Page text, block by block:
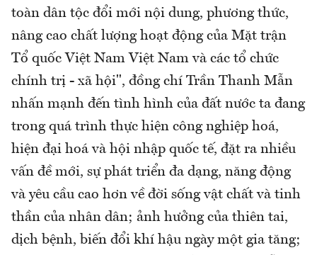
toàn dân tộc đổi mới nội dung, phương thức,
nâng cao chất lượng hoạt động của Mặt trận
Tổ quốc Việt Nam Việt Nam và các tổ chức
chính trị - xã hội", đồng chí Trần Thanh Mẫn
nhấn mạnh đến tình hình của đất nước ta đang
trong quá trình thực hiện công nghiệp hoá,
hiện đại hoá và hội nhập quốc tế, đặt ra nhiều
vấn đề mới, sự phát triển đa dạng, năng động
và yêu cầu cao hơn về đời sống vật chất và tinh
thần của nhân dân; ảnh hưởng của thiên tai,
dịch bệnh, biến đổi khí hậu ngày một gia tăng;